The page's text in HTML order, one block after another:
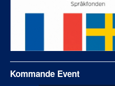
Kommande Event